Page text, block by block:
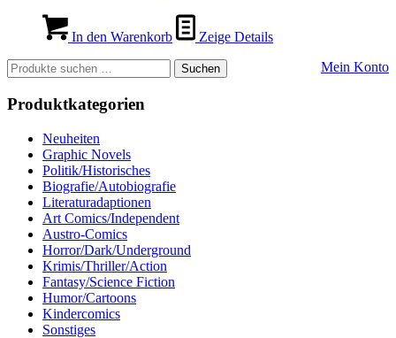
In den Warenkorb
Zeige Details
Mein Konto
Suchen
nach:
Suchen
Produktkategorien
Neuheiten
Graphic Novels
Politik/Historisches
Biografie/Autobiografie
Literaturadaptionen
Art Comics/Independent
Austro-Comics
Horror/Dark/Underground
Krimis/Thriller/Action
Fantasy/Science Fiction
Humor/Cartoons
Kindercomics
Sonstiges